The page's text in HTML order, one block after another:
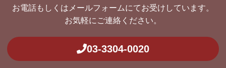
お電話もしくはメールフォームにてお受けしています。
お気軽にご連絡ください。
03-3304-0020